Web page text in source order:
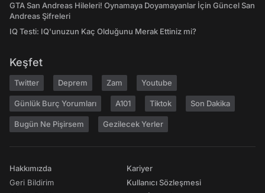
GTA San Andreas Hileleri! Oynamaya Doyamayanlar İçin Güncel San
Andreas Şifreleri
IQ Testi: IQ'unuzun Kaç Olduğunu Merak Ettiniz mi?
Keşfet
Twitter Deprem Zam Youtube
Günlük Burç Yorumları A101 Tiktok Son Dakika
Bugün Ne Pişirsem Gezilecek Yerler
Hakkımızda
Geri Bildirim
Kariyer
Kullanıcı Sözleşmesi